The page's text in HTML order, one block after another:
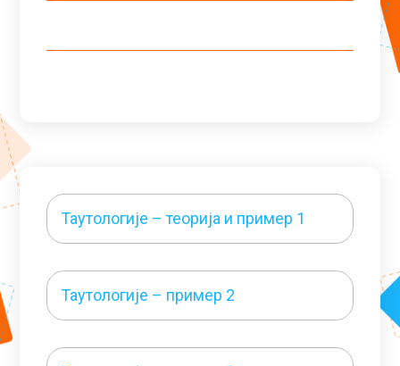
Таутологије – теорија и пример 1
Таутологије – пример 2